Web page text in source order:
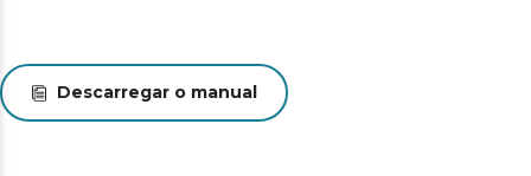
Descarregar o manual